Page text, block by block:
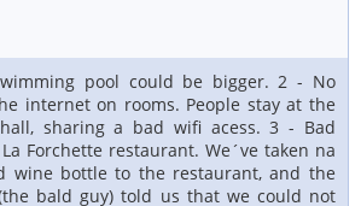
pool could be bigger. 2 - No
internet on rooms. People stay at the
sharing a bad wifi acess. 3 - Bad
Forchette restaurant. We´ve taken na
wine bottle to the restaurant, and the
bald guy) told us that we could not